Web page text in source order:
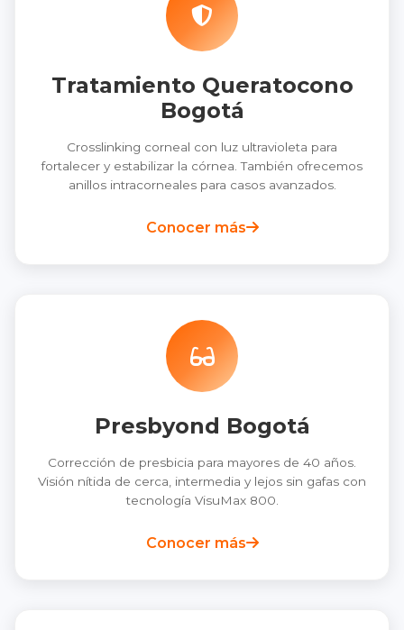
Tratamiento Queratocono
Bogotá
Crosslinking corneal con luz ultravioleta para
fortalecer y estabilizar la córnea. También ofrecemos
anillos intracorneales para casos avanzados.
Conocer más
Presbyond Bogotá
Corrección de presbicia para mayores de 40 años.
Visión nítida de cerca, intermedia y lejos sin gafas con
tecnología VisuMax 800.
Conocer más